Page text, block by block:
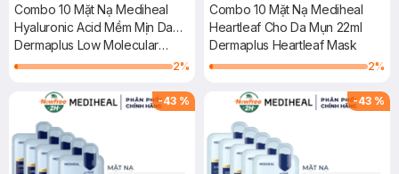
Combo 10 Mặt Nạ Mediheal
Hyaluronic Acid Mềm Mịn Da
22ml
Dermaplus Low Molecular
Hyaluronic Acid Mask
2%
Combo 10 Mặt Nạ Mediheal
Heartleaf Cho Da Mụn 22ml
Dermaplus Heartleaf Mask
2%
-43 % -43 %